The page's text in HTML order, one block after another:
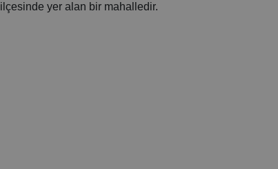
ilçesinde yer alan bir mahalledir.